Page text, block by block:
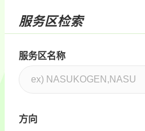
服务区检索
服务区名称
方向